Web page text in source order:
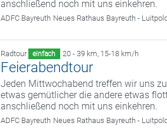
anschließend noch mit uns einkehren.
ADFC Bayreuth Neues Rathaus Bayreuth -
Radtour einfach 20 - 39 km, 15-18 km/h
Feierabendtour
Jeden Mittwochabend treffen wir uns
etwas gemütlicher die andere etwas
anschließend noch mit uns einkehren.
ADFC Bayreuth Neues Rathaus Bayreuth -